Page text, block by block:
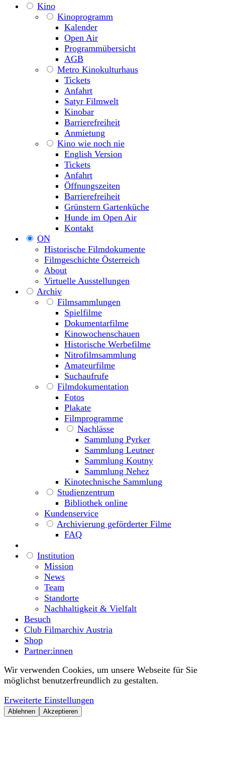
Kino
Kinoprogramm
Kalender
Open Air
Programmübersicht
AGB
Metro Kinokulturhaus
Tickets
Anfahrt
Satyr Filmwelt
Kinobar
Barrierefreiheit
Anmietung
Kino wie noch nie
English Version
Tickets
Anfahrt
Öffnungszeiten
Barrierefreiheit
Grünstern Gartenküche
Hunde im Open Air
Kontakt
ON
Historische Filmdokumente
Filmgeschichte Österreich
About
Virtuelle Ausstellungen
Archiv
Filmsammlungen
Spielfilme
Dokumentarfilme
Kinowochenschauen
Historische Werbefilme
Nitrofilmsammlung
Amateurfilme
Suchaufrufe
Filmdokumentation
Fotos
Plakate
Filmprogramme
Nachlässe
Sammlung Pyrker
Sammlung Leutner
Sammlung Koutny
Sammlung Nehez
Kinotechnische Sammlung
Studienzentrum
Bibliothek online
Kundenservice
Archivierung geförderter Filme
FAQ
Institution
Mission
News
Team
Standorte
Nachhaltigkeit & Vielfalt
Besuch
Club Filmarchiv Austria
Shop
Partner:innen
Wir verwenden Cookies, um unsere Webseite für Sie
möglichst benutzerfreundlich zu gestalten.
Erweiterte Einstellungen
Ablehnen Akzeptieren